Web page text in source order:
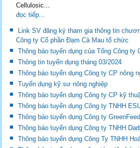
Cellulosic...
đọc tiếp...
Link SV đăng ký tham gia thông tin
Công ty Cổ phần Đạm Cà Mau tổ chức
Thông báo tuyển dụng của Tổng Công ty
Thông tin tuyển dụng tháng 03/2024
Thông báo tuyển dụng Công ty CP nông
Tuyển dụng kỹ sư nông nghiệp
Thông báo tuyển dụng Công ty CP kỹ
Thông báo tuyển dụng Công ty TNHH
Thông báo tuyển dụng Công ty GreenFeed
Thông báo tuyển dụng Công ty TNHH
Thông báo tuyển dụng Công Ty TNHH